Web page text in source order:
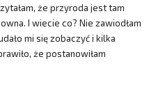
że przyroda jest tam
I wiecie co? Nie zawiodłam
mi się zobaczyć i kilka
że postanowiłam